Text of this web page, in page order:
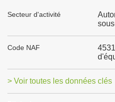
Secteur d'activité
Code NAF
> Voir toutes les données clés